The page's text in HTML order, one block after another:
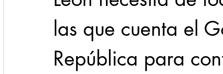
las que cuenta el
República para